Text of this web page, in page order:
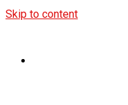
Skip to content